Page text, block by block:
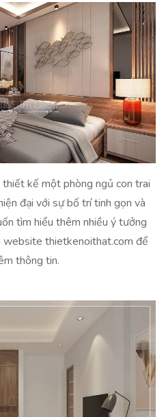
kế một phòng ngủ con trai
đại với sự bố trí tinh gọn và
tìm hiểu thêm nhiều ý tưởng
website thietkenoithat.com để
thông tin.